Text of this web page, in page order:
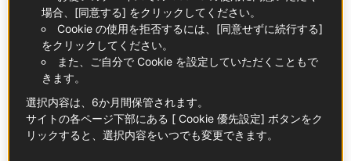
襲撃時点で同牢獄に収監されていた囚人はわずか7人で
したが、彼らを解放した民衆の行動は世界中に波紋を
広げました。 フランス政府の公式ウェブサイトでは、
バスティーユの襲撃を「『アンシャン・レジーム』
（旧体制）の象徴に対するパリ市民の初勝利」と評し
ています。
同年（1789年）のうちにフランス国民の勝利と団結を
讃える国民的祝日の制定が計画され、翌年の同日
場合、[同意する] をクリックしてください。
Cookie の使用を拒否するには、[同意せずに続行する]
をクリックしてください。
また、ご自分で Cookie を設定していただくこともで
きます。
選択内容は、6か月間保管されます。
サイトの各ページ下部にある [ Cookie 優先設定] ボタンをク
リックすると、選択内容をいつでも変更できます。